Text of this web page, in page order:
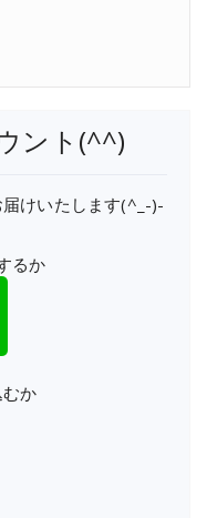
ント(^^)
けいたします(^_-)-
るか
か